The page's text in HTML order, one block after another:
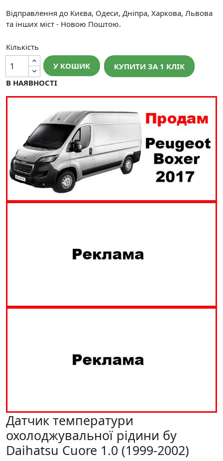
Відправлення до Києва, Одеси, Дніпра, Харкова, Львова
та інших міст - Новою Поштою.
Кількість
У КОШИК
КУПИТИ ЗА 1 КЛIК
В НАЯВНОСТІ
Датчик температури
охолоджувальної рідини бу
Daihatsu Cuore 1.0 (1999-2002)